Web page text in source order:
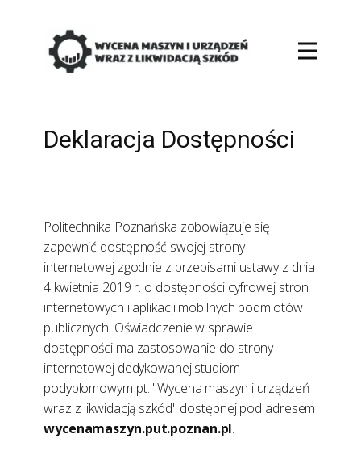
Deklaracja Dostępności
Politechnika Poznańska zobowiązuje się
zapewnić dostępność swojej strony
internetowej zgodnie z przepisami ustawy z dnia
4 kwietnia 2019 r. o dostępności cyfrowej stron
internetowych i aplikacji mobilnych podmiotów
publicznych. Oświadczenie w sprawie
dostępności ma zastosowanie do strony
internetowej dedykowanej studiom
podyplomowym pt. "Wycena maszyn i urządzeń
wraz z likwidacją szkód" dostępnej pod adresem
wycenamaszyn.put.poznan.pl.